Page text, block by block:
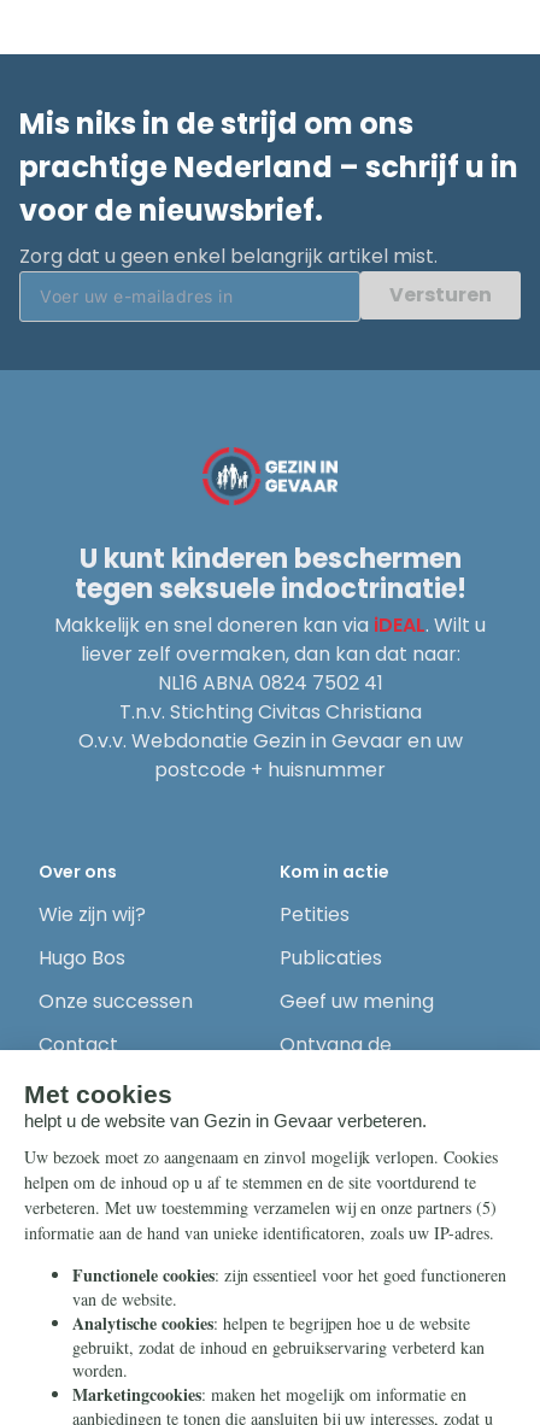
Mis niks in de strijd om ons
prachtige Nederland – schrijf u in
voor de nieuwsbrief.
Zorg dat u geen enkel belangrijk artikel mist.
Versturen
U kunt kinderen beschermen
tegen seksuele indoctrinatie!
Makkelijk en snel doneren kan via iDEAL. Wilt u
liever zelf overmaken, dan kan dat naar:
NL16 ABNA 0824 7502 41
T.n.v. Stichting Civitas Christiana
O.v.v. Webdonatie Gezin in Gevaar en uw
postcode + huisnummer
Over ons
Wie zijn wij?
Hugo Bos
Onze successen
Contact
Kom in actie
Petities
Publicaties
Geef uw mening
Ontvang de
Steun ons
Nieuwsbrief
Eenmalig
Maandelijks
Periodiek
Nalaten
Zelf overschrijven
Info
Contact
Ontvang onze
Telegram-berichten